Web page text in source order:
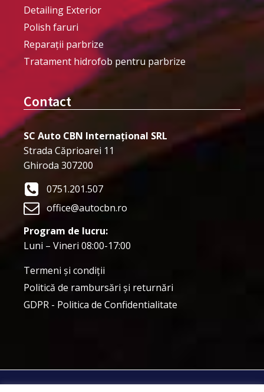
Detailing Exterior
Polish faruri
Reparații parbrize
Tratament hidrofob pentru parbrize
Contact
SC Auto CBN Internațional SRL
Strada Căprioarei 11
Ghiroda 307200
0751.201.507
office@autocbn.ro
Program de lucru:
Luni – Vineri 08:00-17:00
Termeni şi condiţii
Politică de rambursări și returnări
GDPR - Politica de Confidentialitate